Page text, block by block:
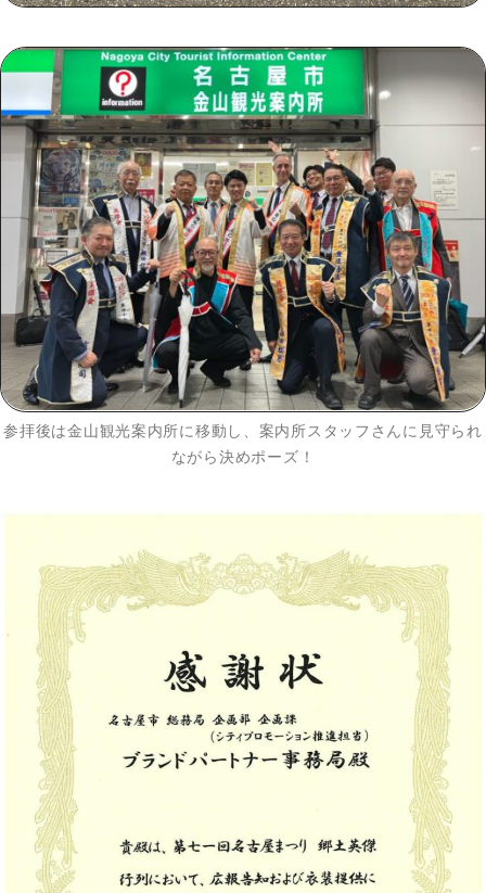
参拝後は⾦⼭観光案内所に移動し、案内所スタッフさんに⾒守られ
ながら決めポーズ！